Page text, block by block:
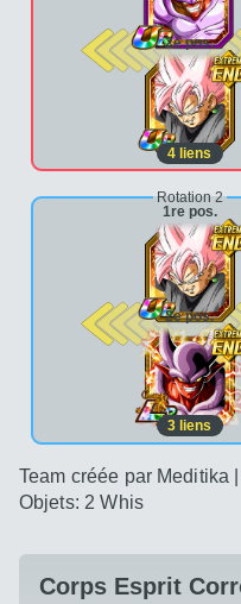
2e pos.
4 liens
Rotation 2
1re pos.
2e pos.
3 liens
Team créée par Meditika
Objets: 2 Whis
Corps Esprit